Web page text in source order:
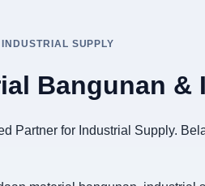
SUPPLY
Bangunan
Partner for Industrial Supply.